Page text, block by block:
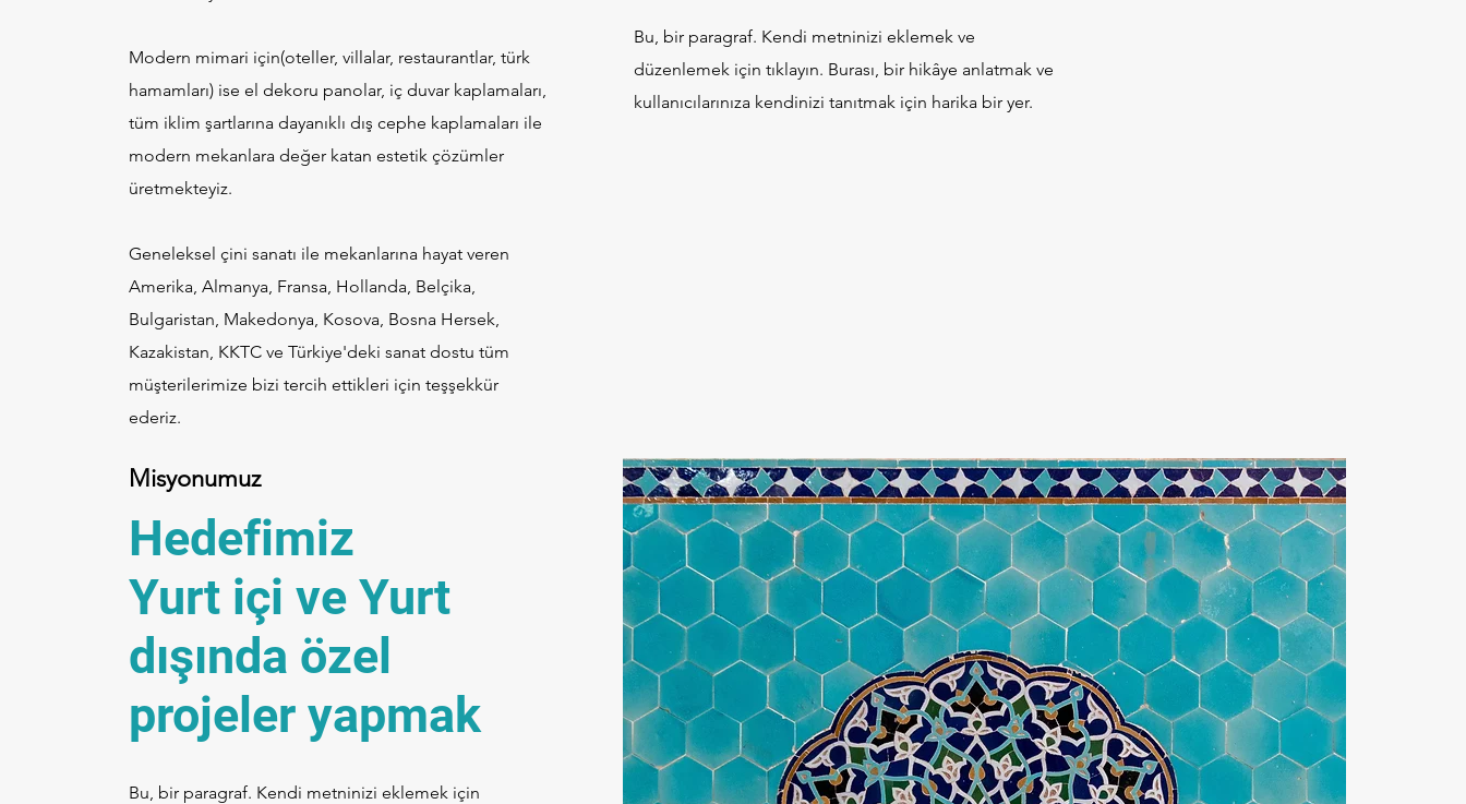
Modern mimari için(oteller, villalar, restaurantlar, türk
hamamları) ise el dekoru panolar, iç duvar kaplamaları,
tüm iklim şartlarına dayanıklı dış cephe kaplamaları ile
modern mekanlara değer katan estetik çözümler
üretmekteyiz.
Geneleksel çini sanatı ile mekanlarına hayat veren
Amerika, Almanya, Fransa, Hollanda, Belçika,
Bulgaristan, Makedonya, Kosova, Bosna Hersek,
Kazakistan, KKTC ve Türkiye'deki sanat dostu tüm
müşterilerimize bizi tercih ettikleri için teşşekkür
ederiz.
Bu, bir paragraf. Kendi metninizi eklemek ve
düzenlemek için tıklayın. Burası, bir hikâye anlatmak ve
kullanıcılarınıza kendinizi tanıtmak için harika bir yer.
Misyonumuz
Hedefimiz
Yurt içi ve Yurt
dışında özel
projeler yapmak
Bu, bir paragraf. Kendi metninizi eklemek için